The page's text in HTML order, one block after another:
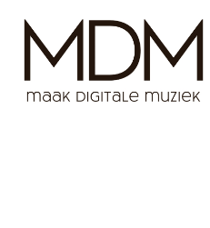
inhoud